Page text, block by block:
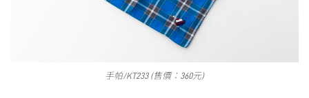
手帕/KT233 (售價：360元)